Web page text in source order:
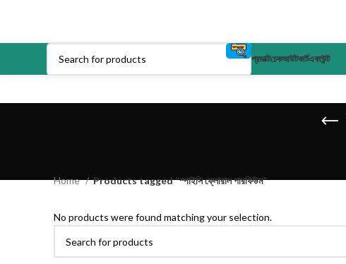
প্রডাক্টচেকআউটকার্টএকাউন্ট
Home
Products tagged “স্পাইসি ফ্লোরাল পারফিউম”
No products were found matching your selection.